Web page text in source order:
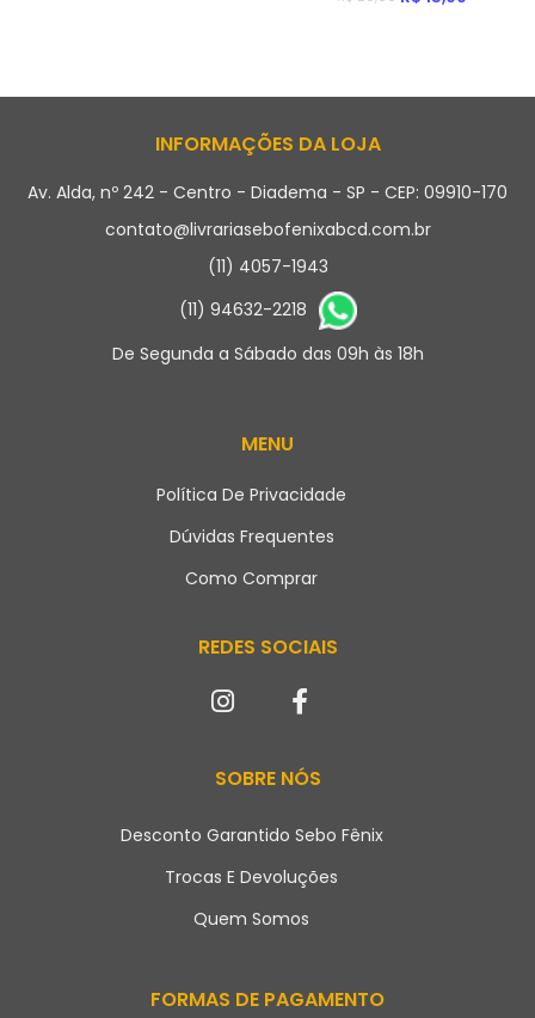
INFORMAÇÕES DA LOJA
Av. Alda, nº 242 - Centro - Diadema - SP - CEP: 09910-170
contato@livrariasebofenixabcd.com.br
(11) 4057-1943
(11) 94632-2218
De Segunda a Sábado das 09h às 18h
MENU
Política De Privacidade
Dúvidas Frequentes
Como Comprar
REDES SOCIAIS
SOBRE NÓS
Desconto Garantido Sebo Fênix
Trocas E Devoluções
Quem Somos
FORMAS DE PAGAMENTO